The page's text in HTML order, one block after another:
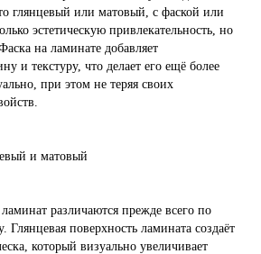
глянцевый или матовый, с фаской или
эстетическую привлекательность, но
на ламинате добавляет
и текстуру, что делает его ещё более
при этом не теряя своих
и матовый
различаются прежде всего по
поверхность ламината создаёт
который визуально увеличивает